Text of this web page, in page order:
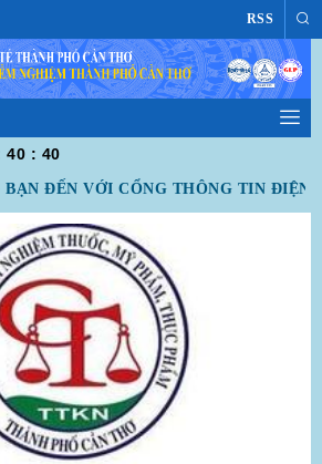
RSS
40 : 41
ĐẾN VỚI CỔNG THÔNG TIN ĐIỆN